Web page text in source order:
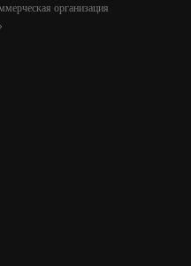
организация